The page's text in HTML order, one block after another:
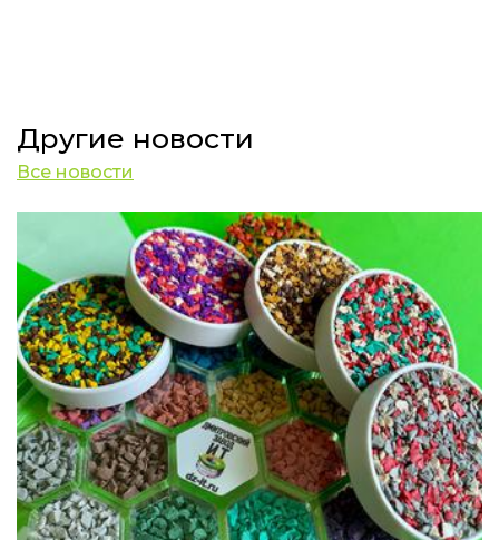
Другие новости
Все новости